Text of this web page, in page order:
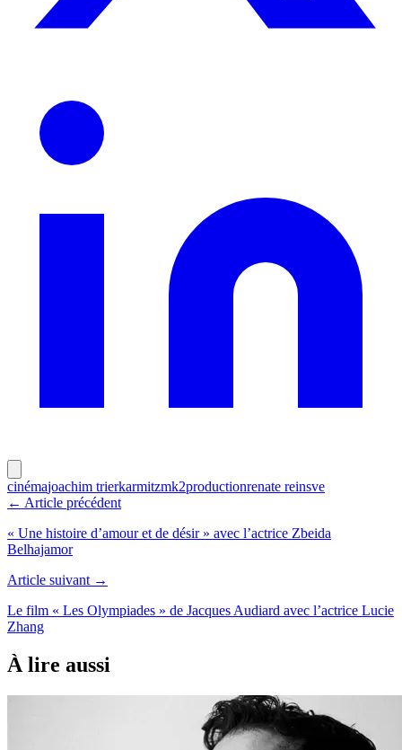
cinémajoachim trierkarmitzmk2productionrenate reinsve
← Article précédent
« Une histoire d’amour et de désir » avec l’actrice Zbeida
Belhajamor
Article suivant →
Le film « Les Olympiades » de Jacques Audiard avec l’actrice Lucie
Zhang
À lire aussi